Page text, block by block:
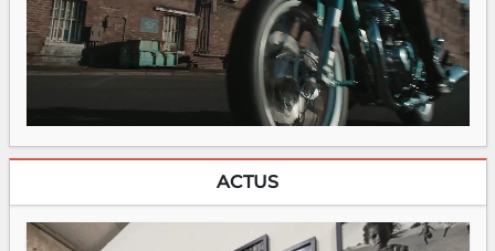
ACTUS